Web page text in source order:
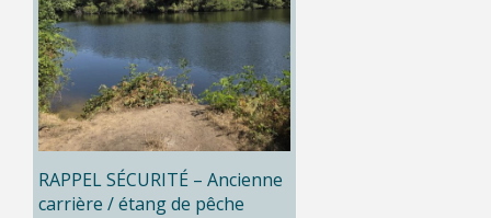
RAPPEL SÉCURITÉ – Ancienne
carrière / étang de pêche